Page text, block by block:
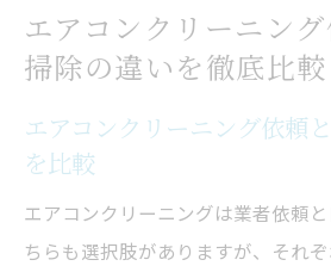
エアコンクリーニン
掃除の違いを徹底比較
エアコンクリーニング依頼
を比較
エアコンクリーニングは業者依頼
ちらも選択肢がありますが、それ